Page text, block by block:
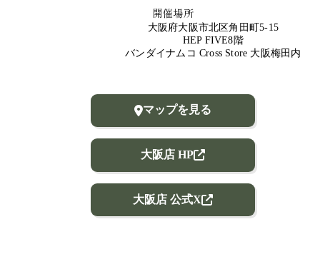
開催場所
大阪府大阪市北区角田町5-15
HEP FIVE8階
バンダイナムコ Cross Store 大阪梅田内
マップを見る
大阪店 HP
大阪店 公式X